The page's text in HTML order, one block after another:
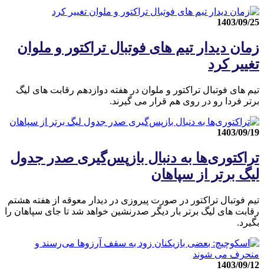
1403/09/25
زمان دیدار تیم های فوتبال تراکتور و ملوان
تغییر کرد
تیم های فوتبال تراکتور و ملوان در هفته دوازدهم رقابت های لیگ
برتر فردا رو در روی هم قرار می گیرند.
1403/09/19
تراکتوری‌ها به دنبال بازپس‌گیری صدر جدول
لیگ برتر از سپاهان
تیم فوتبال تراکتور در صورت پیروزی در دیدار معوقه از هفته هشتم
رقابت های لیگ برتر بار دیگر صدرنشین خواهد شد تا جای سپاهان را
بگیرد.
1403/09/12